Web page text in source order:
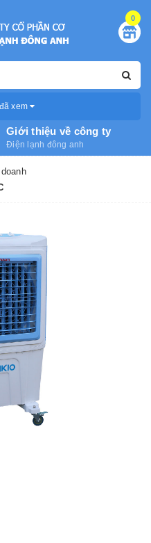
0
xem
Giới thiệu về công ty
Điện lạnh đông anh